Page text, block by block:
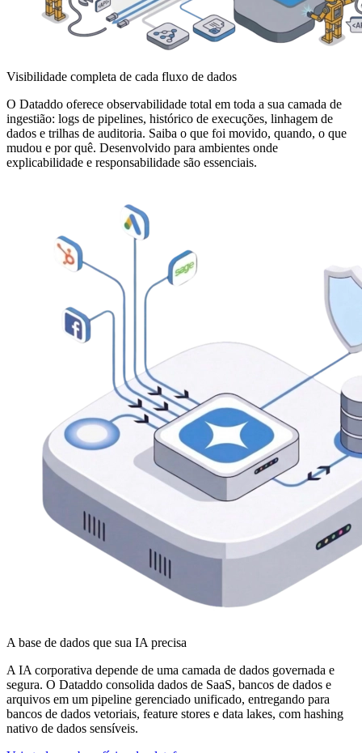
Visibilidade completa de cada fluxo de dados
O Dataddo oferece observabilidade total em toda a sua camada de
ingestião: logs de pipelines, histórico de execuções, linhagem de
dados e trilhas de auditoria. Saiba o que foi movido, quando, o que
mudou e por quê. Desenvolvido para ambientes onde
explicabilidade e responsabilidade são essenciais.
A base de dados que sua IA precisa
A IA corporativa depende de uma camada de dados governada e
segura. O Dataddo consolida dados de SaaS, bancos de dados e
arquivos em um pipeline gerenciado unificado, entregando para
bancos de dados vetoriais, feature stores e data lakes, com hashing
nativo de dados sensíveis.